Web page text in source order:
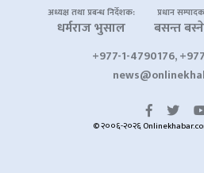
अध्यक्ष तथा प्रबन्ध निर्देशक:
धर्मराज भुसाल
प्रधान
बसन्त
+977-1-4790176,
© २००६-२०२६